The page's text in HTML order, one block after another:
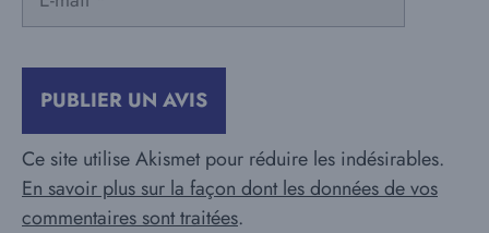
mail
Ce site utilise Akismet pour réduire les indésirables.
En savoir plus sur la façon dont les données de vos
commentaires sont traitées.